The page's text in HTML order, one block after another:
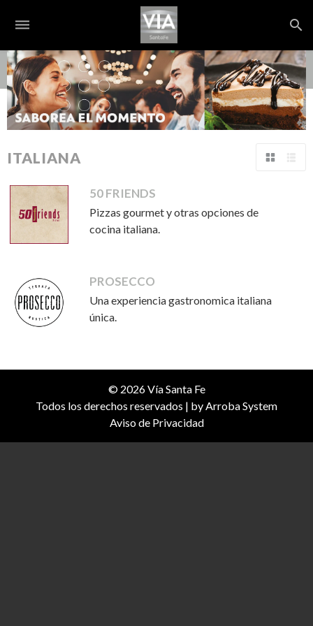
dehaze search
ITALIANA
50 FRIENDS
Pizzas gourmet y otras opciones de
cocina italiana.
PROSECCO
Una experiencia gastronomica italiana
única.
© 2026 Vía Santa Fe
Todos los derechos reservados | byArroba System
Aviso de Privacidad